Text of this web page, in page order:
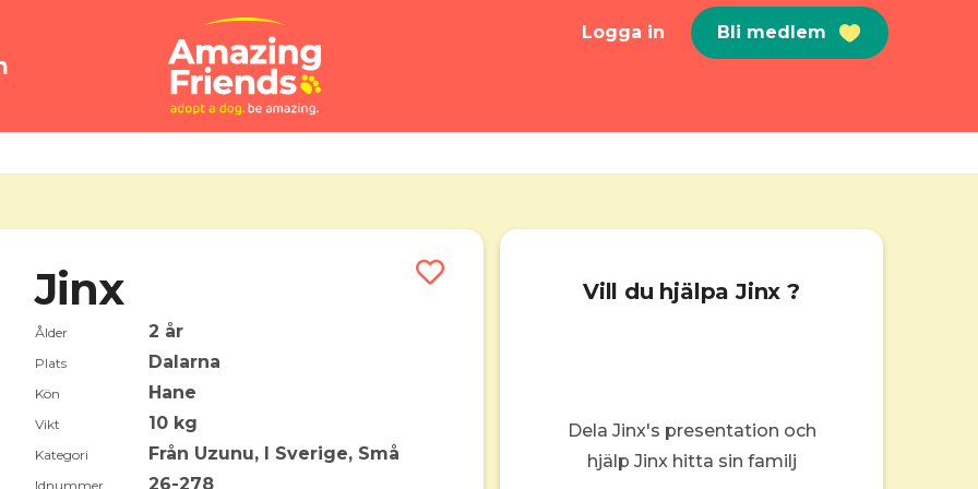
Logga in Bli medlem
Jinx
Ålder 2 år
Plats Dalarna
Kön Hane
Vikt 10 kg
Kategori Från Uzunu, I Sverige, Små
Idnummer 26-278
Vill du hjälpa Jinx ?
Dela Jinx's presentation och
hjälp Jinx hitta sin familj